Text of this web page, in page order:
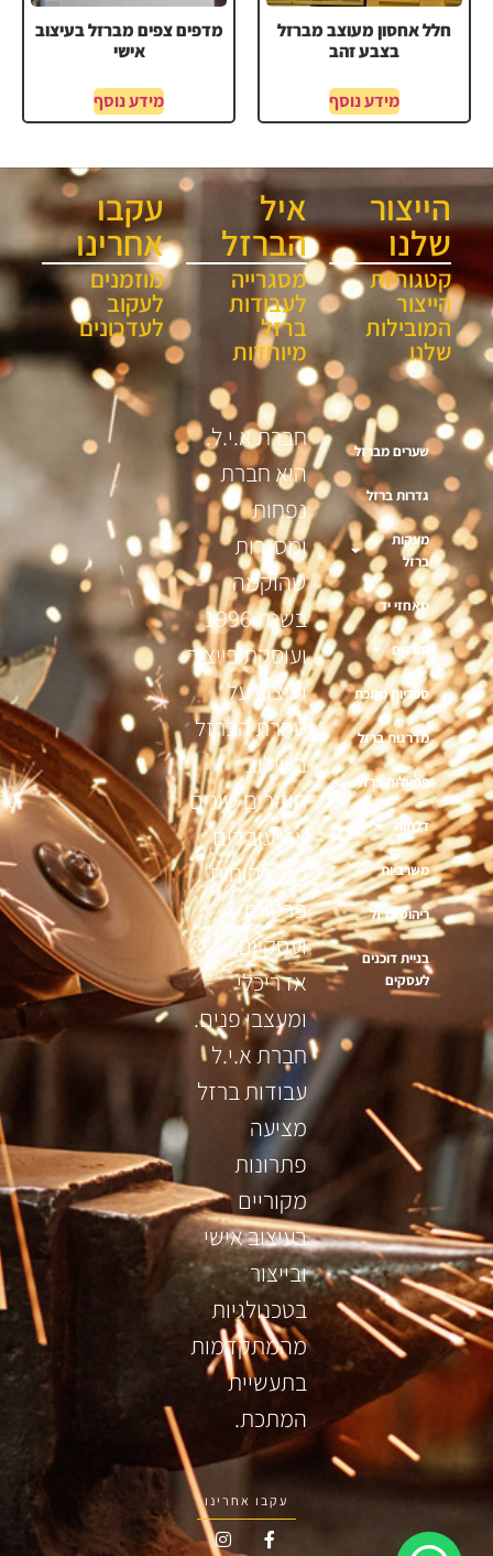
חלל אחסון מעוצב מברזל
בצבע זהב
מידע נוסף
מדפים צפים מברזל בעיצוב
אישי
מידע נוסף
הייצור
שלנו
קטגוריות
הייצור
המובילות
שלנו
שערים מברזל
גדרות ברזל
מעקות
ברזל
מאחזי יד
סורגים
ספריות מתכת
מדרגות ברזל
פרגולות ברזל
דלתות
משרביות
ריהוט ברזל
בניית דוכנים
לעסקים
איל
הברזל
מסגרייה
לעבודות
ברזל
מיוחדות
חברת א.י.ל.
היא חברת
נפחות
ומסגרות
שהוקמה
בשנת 1996
ועוסקת בייצור
ועיצוב על
טהרת הברזל
בשילוב
חומרים שונים
אנו עובדים
מול לקוחות
פרטיים
ועסקיים,
אדריכלי
ומעצבי פנים.
חברת א.י.ל
עבודות ברזל
מציעה
פתרונות
מקוריים
בעיצוב אישי
ובייצור
בטכנולגיות
מהמתקדמות
בתעשיית
המתכת.
עקבו
אחרינו
מוזמנים
לעקוב
לעדכונים
עקבו אחרינו